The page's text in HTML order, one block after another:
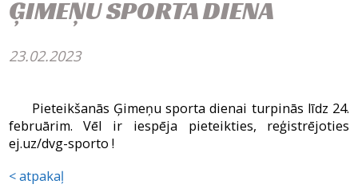
ĢIMEŅU SPORTA DIENA
23.02.2023
Pieteikšanās Ģimeņu sporta dienai turpinās līdz 24.
februārim. Vēl ir iespēja pieteikties, reģistrējoties
ej.uz/dvg-sporto !
atpakaļ